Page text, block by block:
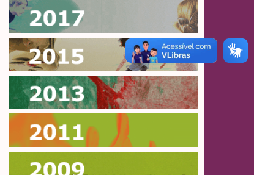
2017
2015
2013